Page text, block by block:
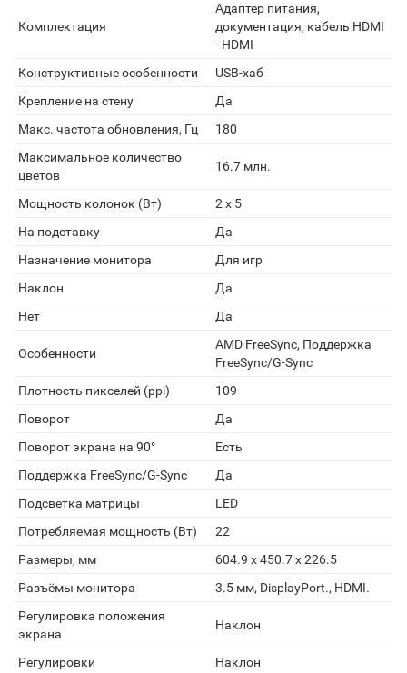
Комплектация
Адаптер питания,
документация, кабель HDMI
- HDMI
Конструктивные особенности
USB-хаб
Крепление на стену
Да
Макс. частота обновления, Гц
180
Максимальное количество
цветов
16.7 млн.
Мощность колонок (Вт)
2 x 5
На подставку
Да
Назначение монитора
Для игр
Наклон
Да
Нет
Да
Особенности
AMD FreeSync, Поддержка
FreeSync/G-Sync
Плотность пикселей (ppi)
109
Поворот
Да
Поворот экрана на 90°
Есть
Поддержка FreeSync/G-Sync
Да
Подсветка матрицы
LED
Потребляемая мощность (Вт)
22
Размеры, мм
604.9 x 450.7 x 226.5
Разъёмы монитора
3.5 мм, DisplayPort., HDMI.
Регулировка положения
экрана
Наклон
Регулировки
Наклон